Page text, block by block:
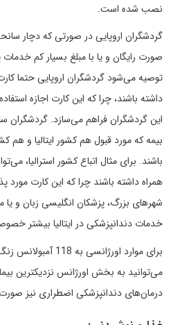
نصب شده است.
گردشگران اروپایی در صورتی که دچار
صورت رایگان و یا با مبلغ بسیار کم
توصیه می‌شود گردشگران اروپایی حتما
داشته باشند، چرا که این کارت اجازه
این گردشگران فراهم می‌سازد. گردشگران
بیمه که مورد قبول هم کشور ایتالیا و هم
باشند. برای مثال اتباع کشور استرالیا،
همراه داشته باشند چرا که این کارت مورد
شهرهای بزرگ، پزشکان انگلیسی زبان و
خدمات دندانپزشکی در ایتالیا بیشتر
برای موارد
می‌توانید به بخش اورژانس نزدیکترین
درمان‌های دندانپزشکی اضطراری نیز